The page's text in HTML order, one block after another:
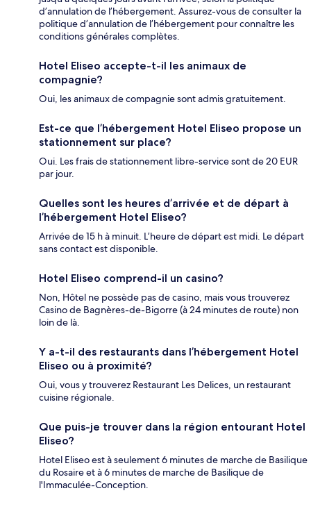
d’annulation de l’hébergement. Assurez-vous de consulter la
politique d’annulation de l’hébergement pour connaître les
conditions générales complètes.
Hotel Eliseo accepte-t-il les animaux de
compagnie?
Oui, les animaux de compagnie sont admis gratuitement.
Est-ce que l’hébergement Hotel Eliseo propose un
stationnement sur place?
Oui. Les frais de stationnement libre-service sont de 20 EUR
par jour.
Quelles sont les heures d’arrivée et de départ à
l’hébergement Hotel Eliseo?
Arrivée de 15 h à minuit. L’heure de départ est midi. Le départ
sans contact est disponible.
Hotel Eliseo comprend-il un casino?
Non, Hôtel ne possède pas de casino, mais vous trouverez
Casino de Bagnères-de-Bigorre (à 24 minutes de route) non
loin de là.
Y a-t-il des restaurants dans l’hébergement Hotel
Eliseo ou à proximité?
Oui, vous y trouverez Restaurant Les Delices, un restaurant
cuisine régionale.
Que puis-je trouver dans la région entourant Hotel
Eliseo?
Hotel Eliseo est à seulement 6 minutes de marche de Basilique
du Rosaire et à 6 minutes de marche de Basilique de
l'Immaculée-Conception.